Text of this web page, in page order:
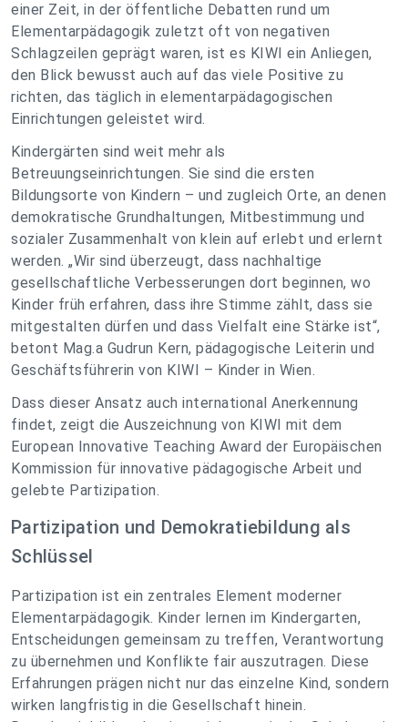
einer Zeit, in der öffentliche Debatten rund um
Elementarpädagogik zuletzt oft von negativen
Schlagzeilen geprägt waren, ist es KIWI ein Anliegen,
den Blick bewusst auch auf das viele Positive zu
richten, das täglich in elementarpädagogischen
Einrichtungen geleistet wird.
Kindergärten sind weit mehr als
Betreuungseinrichtungen. Sie sind die ersten
Bildungsorte von Kindern – und zugleich Orte, an denen
demokratische Grundhaltungen, Mitbestimmung und
sozialer Zusammenhalt von klein auf erlebt und erlernt
werden. „Wir sind überzeugt, dass nachhaltige
gesellschaftliche Verbesserungen dort beginnen, wo
Kinder früh erfahren, dass ihre Stimme zählt, dass sie
mitgestalten dürfen und dass Vielfalt eine Stärke ist“,
betont Mag.a Gudrun Kern, pädagogische Leiterin und
Geschäftsführerin von KIWI – Kinder in Wien.
Dass dieser Ansatz auch international Anerkennung
findet, zeigt die Auszeichnung von KIWI mit dem
European Innovative Teaching Award der Europäischen
Kommission für innovative pädagogische Arbeit und
gelebte Partizipation.
Partizipation und Demokratiebildung als
Schlüssel
Partizipation ist ein zentrales Element moderner
Elementarpädagogik. Kinder lernen im Kindergarten,
Entscheidungen gemeinsam zu treffen, Verantwortung
zu übernehmen und Konflikte fair auszutragen. Diese
Erfahrungen prägen nicht nur das einzelne Kind, sondern
wirken langfristig in die Gesellschaft hinein.